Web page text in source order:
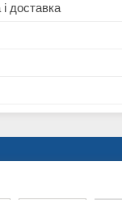
доставка